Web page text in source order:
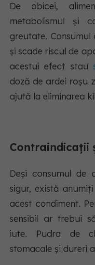
De obicei,
metabolismul și
greutate.
și scade riscul de
acestui efect stau
doză de ardei roșu
ajută la eliminarea
Contraindicații
Deși consumul de
sigur, există
acest condiment.
sensibil ar trebui
iute. Pudra de
stomacale și dureri